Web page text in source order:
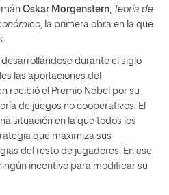
Oskar Morgenstern Teoría de
, la primera obra en la que
desarrollándose durante el siglo
las aportaciones del
recibió el Premio Nobel por su
de juegos no cooperativos. El
situación en la que todos los
que maximiza sus
del resto de jugadores. En ese
incentivo para modificar su